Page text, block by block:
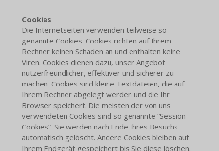
Cookies
Die Internetseiten verwenden teilweise so
genannte Cookies. Cookies richten auf Ihrem
Rechner keinen Schaden an und enthalten keine
Viren. Cookies dienen dazu, unser Angebot
nutzerfreundlicher, effektiver und sicherer zu
machen. Cookies sind kleine Textdateien, die auf
Ihrem Rechner abgelegt werden und die Ihr
Browser speichert. Die meisten der von uns
verwendeten Cookies sind so genannte “Session-
Cookies”. Sie werden nach Ende Ihres Besuchs
automatisch gelöscht. Andere Cookies bleiben auf
Ihrem Endgerät gespeichert bis Sie diese löschen.